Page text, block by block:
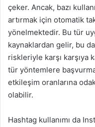
çeker. Ancak, bazı
artırmak için otomatik
yönelmektedir. Bu tür
kaynaklardan gelir, bu
riskleriyle karşı karşıya
tür yöntemlere
etkileşim oranlarına
olabilir.
Hashtag kullanımı da